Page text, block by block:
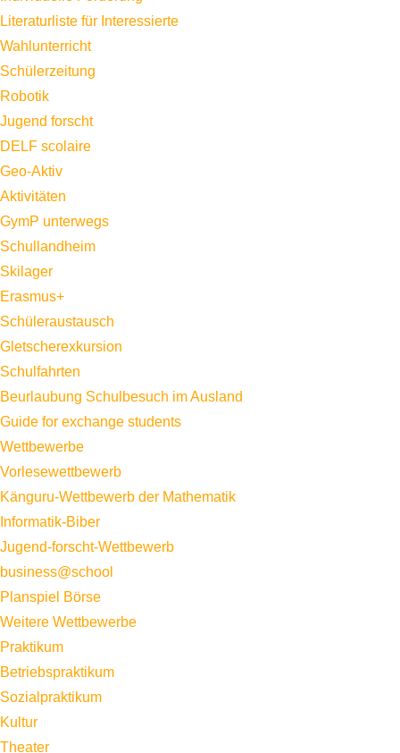
Literaturliste für Interessierte
Wahlunterricht
Schülerzeitung
Robotik
Jugend forscht
DELF scolaire
Geo-Aktiv
Aktivitäten
GymP unterwegs
Schullandheim
Skilager
Erasmus+
Schüleraustausch
Gletscherexkursion
Schulfahrten
Beurlaubung Schulbesuch im Ausland
Guide for exchange students
Wettbewerbe
Vorlesewettbewerb
Känguru-Wettbewerb der Mathematik
Informatik-Biber
Jugend-forscht-Wettbewerb
business@school
Planspiel Börse
Weitere Wettbewerbe
Praktikum
Betriebspraktikum
Sozialpraktikum
Kultur
Theater